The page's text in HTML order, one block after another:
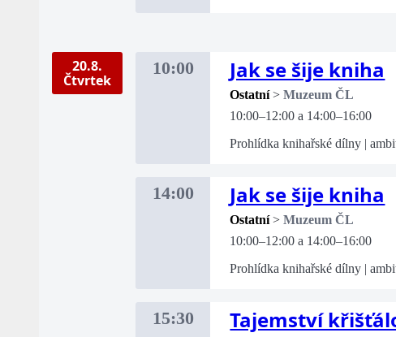
20.8.
Čtvrtek
10:00 Jak se šije kniha
Ostatní >Muzeum ČL
10:00–12:00 a 14:00–16:00
Prohlídka knihařské dílny |
14:00 Jak se šije kniha
Ostatní >Muzeum ČL
10:00–12:00 a 14:00–16:00
Prohlídka knihařské dílny |
15:30 Tajemství